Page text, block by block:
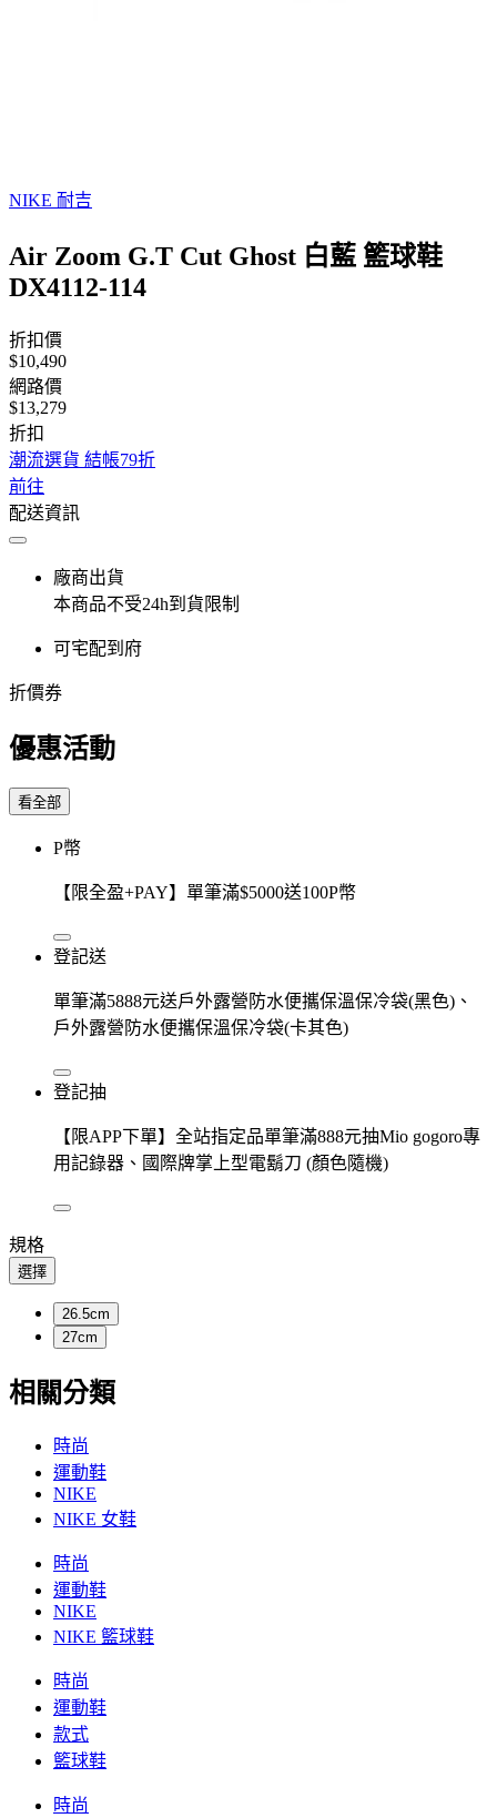
NIKE 耐吉
Air Zoom G.T Cut Ghost 白藍 籃球鞋
DX4112-114
折扣價
$10,490
網路價
$13,279
折扣
潮流選貨 結帳79折
前往
配送資訊
廠商出貨
本商品不受24h到貨限制
可宅配到府
折價券
優惠活動
看全部
P幣
【限全盈+PAY】單筆滿$5000送100P幣
登記送
單筆滿5888元送戶外露營防水便攜保溫保冷袋(黑色)、
戶外露營防水便攜保溫保冷袋(卡其色)
登記抽
【限APP下單】全站指定品單筆滿888元抽Mio gogoro專
用記錄器、國際牌掌上型電鬍刀 (顏色隨機)
規格
選擇
26.5cm
27cm
相關分類
時尚
運動鞋
NIKE
NIKE 女鞋
時尚
運動鞋
NIKE
NIKE 籃球鞋
時尚
運動鞋
款式
籃球鞋
時尚